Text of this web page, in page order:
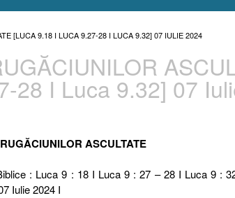
[LUCA 9.18 I LUCA 9.27-28 I LUCA 9.32] 07 IULIE 2024
28 I Luca 9.32] 07
ASCULTATE
: Luca 9 : 18 I Luca 9 : 27 – 28 I Luca 9 :
Iulie 2024 I